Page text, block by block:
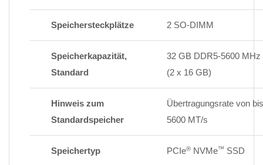
Speichersteckplätze 2 SO-DIMM
Speicherkapazität,
Standard
32 GB DDR5-5600 MHz
(2 x 16 GB)
Hinweis zum
Standardspeicher
Übertragungsrate von
5600 MT/s
Speichertyp PCIe® NVMe™ SSD